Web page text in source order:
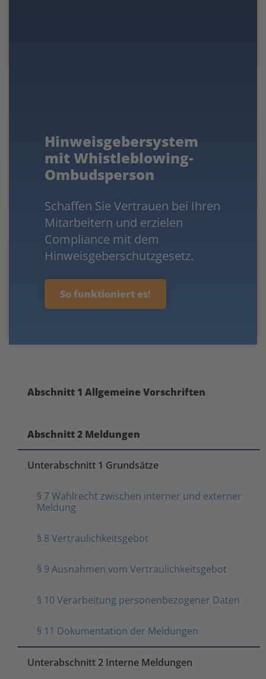
Hinweisgebersystem
mit Whistleblowing-
Ombudsperson
Schaffen Sie Vertrauen bei Ihren
Mitarbeitern und erzielen
Compliance mit dem
Hinweisgeberschutzgesetz.
So funktioniert es!
Abschnitt 1 Allgemeine Vorschriften
Abschnitt 2 Meldungen
Unterabschnitt 1 Grundsätze
§ 7 Wahlrecht zwischen interner und externer
Meldung
§ 8 Vertraulichkeitsgebot
§ 9 Ausnahmen vom Vertraulichkeitsgebot
§ 10 Verarbeitung personenbezogener Daten
§ 11 Dokumentation der Meldungen
Unterabschnitt 2 Interne Meldungen